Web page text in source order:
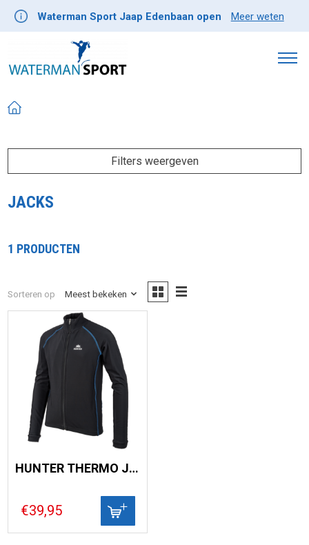
Waterman Sport Jaap Edenbaan open Meer weten
Filters weergeven
JACKS
1 PRODUCTEN
Sorteren op Meest bekeken
HUNTER THERMO JACK KIDS FLATLOCK
€39,95